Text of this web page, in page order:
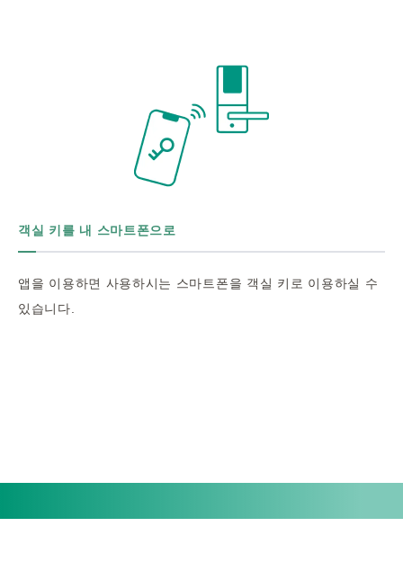
객실 키를 내 스마트폰으로
앱을 이용하면 사용하시는 스마트폰을 객실 키로 이용하실 수
있습니다.